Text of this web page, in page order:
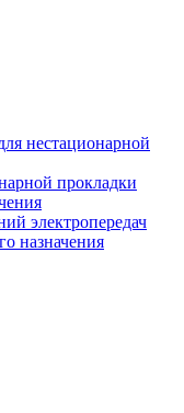
нестационарной
прокладки
электропередач
назначения